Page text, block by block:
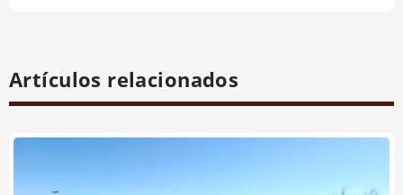
Artículos relacionados